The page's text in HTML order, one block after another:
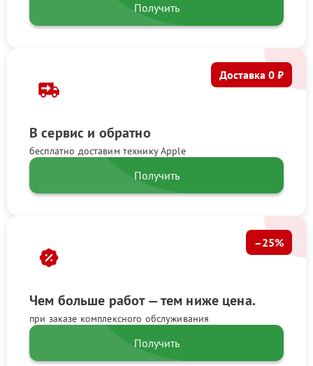
Получить
В сервис и обратно
бесплатно доставим технику Apple
Доставка 0 ₽
Получить
Чем больше работ — тем ниже цена.
при заказе комплексного обслуживания
–25%
Получить